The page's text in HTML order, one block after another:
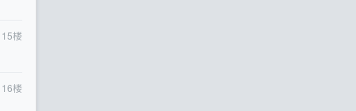
15楼
16楼